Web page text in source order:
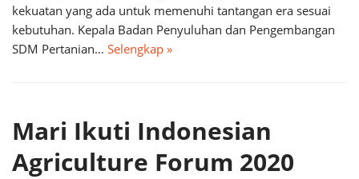
kekuatan yang ada untuk memenuhi tantangan era sesuai
kebutuhan. Kepala Badan Penyuluhan dan Pengembangan
SDM Pertanian… Selengkap »
Mari Ikuti Indonesian
Agriculture Forum 2020